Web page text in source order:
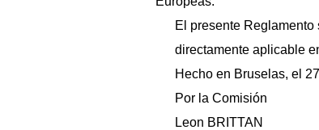
El presente
directamente aplicable
Hecho en Bruselas, el
Por la Comisión
Leon BRITTAN